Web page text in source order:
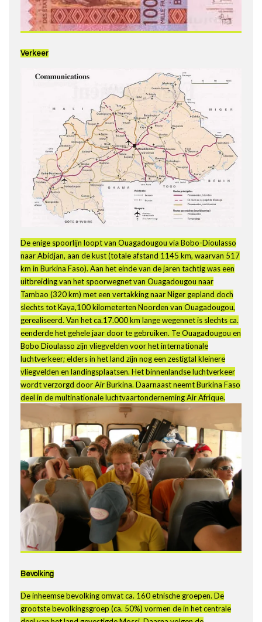
Verkeer
De enige spoorlijn loopt van Ouagadougou via Bobo-Dioulasso
naar Abidjan, aan de kust (totale afstand 1145 km, waarvan 517
km in Burkina Faso). Aan het einde van de jaren tachtig was een
uitbreiding van het spoorwegnet van Ouagadougou naar
Tambao (320 km) met een vertakking naar Niger gepland doch
slechts tot Kaya,100 kilometerten Noorden van Ouagadougou,
gerealiseerd. Van het ca.17.000 km lange wegennet is slechts ca.
eenderde het gehele jaar door te gebruiken. Te Ouagadougou en
Bobo Dioulasso zijn vliegvelden voor het internationale
luchtverkeer; elders in het land zijn nog een zestigtal kleinere
vliegvelden en landingsplaatsen. Het binnenlandse luchtverkeer
wordt verzorgd door Air Burkina. Daarnaast neemt Burkina Faso
deel in de multinationale luchtvaartonderneming Air Afrique.
Bevolking
De inheemse bevolking omvat ca. 160 etnische groepen. De
grootste bevolkingsgroep (ca. 50%) vormen de in het centrale